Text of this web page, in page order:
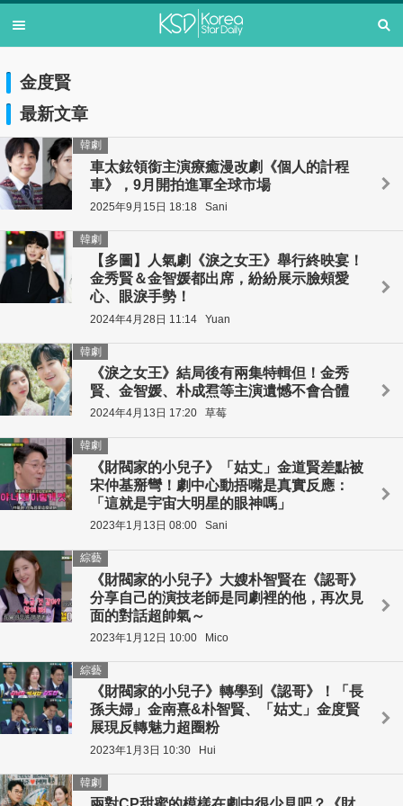
金度賢
最新文章
車太鉉領銜主演療癒漫改劇《個人的計程
車》，9月開拍進軍全球市場
韓劇
2025年9月15日 18:18 Sani
【多圖】人氣劇《淚之女王》舉行終映宴！
金秀賢＆金智媛都出席，紛紛展示臉頰愛
心、眼淚手勢！
韓劇
2024年4月28日 11:14 Yuan
《淚之女王》結局後有兩集特輯但！金秀
賢、金智媛、朴成焄等主演遺憾不會合體
韓劇
2024年4月13日 17:20 草莓
《財閥家的小兒子》「姑丈」金道賢差點被
宋仲基掰彎！劇中心動捂嘴是真實反應：
「這就是宇宙大明星的眼神嗎」
韓劇
2023年1月13日 08:00 Sani
《財閥家的小兒子》大嫂朴智賢在《認哥》
分享自己的演技老師是同劇裡的他，再次見
面的對話超帥氣～
綜藝
2023年1月12日 10:00 Mico
《財閥家的小兒子》轉學到《認哥》！「長
孫夫婦」金南熹&朴智賢、「姑丈」金度賢
展現反轉魅力超圈粉
綜藝
2023年1月3日 10:30 Hui
韓劇